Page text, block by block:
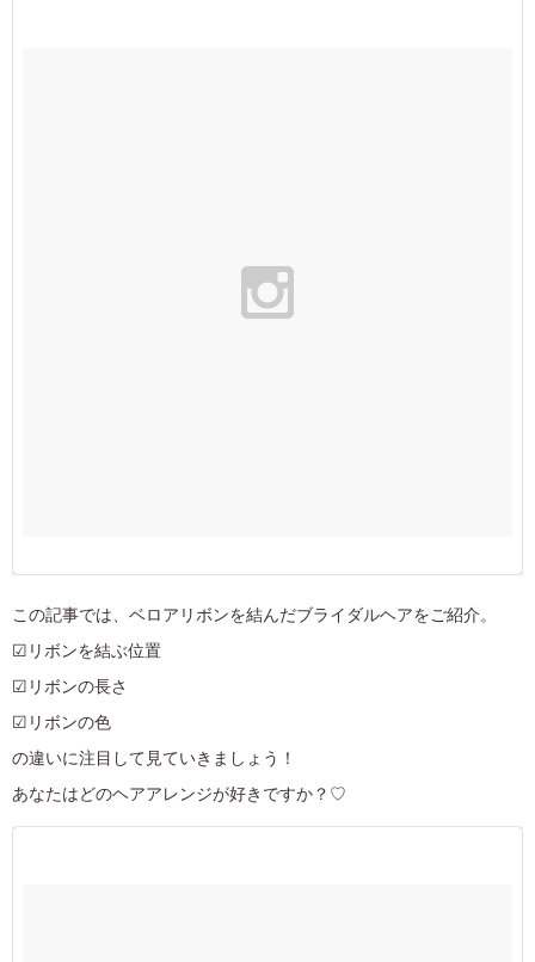
この記事では、ベロアリボンを結んだブライダルヘアをご紹介。
☑リボンを結ぶ位置
☑リボンの長さ
☑リボンの色
の違いに注目して見ていきましょう！
あなたはどのヘアアレンジが好きですか？♡